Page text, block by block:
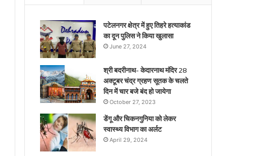
पटेलनगर क्षेत्र में हुए तिहरे हत्याकांड
का दून पुलिस ने किया खुलासा
June 27, 2024
श्री बदरीनाथ- केदारनाथ मंदिर 28
अक्टूबर चंद्र ग्रहण सूतक के चलते
दिन में चार बजे बंद हो जायेगा
October 27, 2023
डेंगू और चिकनगुनिया को लेकर
स्वास्थ्य विभाग का अर्लट
April 29, 2024